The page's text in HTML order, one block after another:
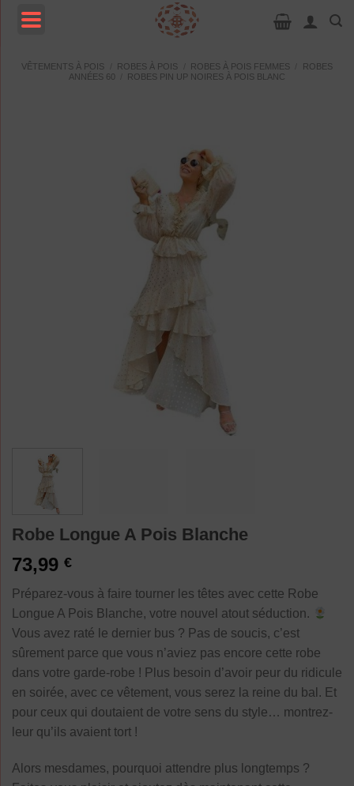
Passer
VÊTEMENTS À POIS ROBES À POIS ROBES À POIS FEMMES
ROBES
ANNÉES 60
ROBES PIN UP NOIRES À POIS BLANC
Robe Longue A Pois Blanche
73,99 €
Préparez-vous à faire tourner les têtes avec cette Robe
Longue A Pois Blanche, votre nouvel atout séduction.
Vous avez raté le dernier bus ? Pas de soucis, c’est
sûrement parce que vous n’aviez pas encore cette robe
dans votre garde-robe ! Plus besoin d’avoir peur du ridicule
en soirée, avec ce vêtement, vous serez la reine du bal. Et
pour ceux qui doutaient de votre sens du style… montrez-
leur qu’ils avaient tort !
Alors mesdames, pourquoi attendre plus longtemps ?